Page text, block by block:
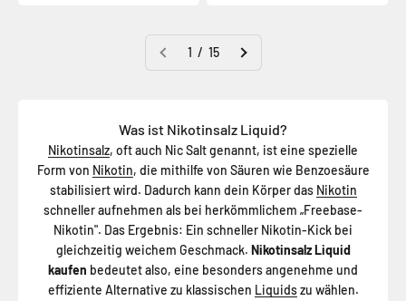
1 / 15
Was ist Nikotinsalz Liquid?
Nikotinsalz, oft auch Nic Salt genannt, ist eine spezielle
Form von Nikotin, die mithilfe von Säuren wie Benzoesäure
stabilisiert wird. Dadurch kann dein Körper das Nikotin
schneller aufnehmen als bei herkömmlichem „Freebase-
Nikotin". Das Ergebnis: Ein schneller Nikotin-Kick bei
gleichzeitig weichem Geschmack. Nikotinsalz Liquid
kaufen bedeutet also, eine besonders angenehme und
effiziente Alternative zu klassischen Liquidszu wählen.